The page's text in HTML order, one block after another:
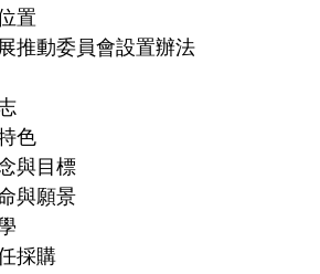
置
推動委員會設置辦法
色
與目標
與願景
採購